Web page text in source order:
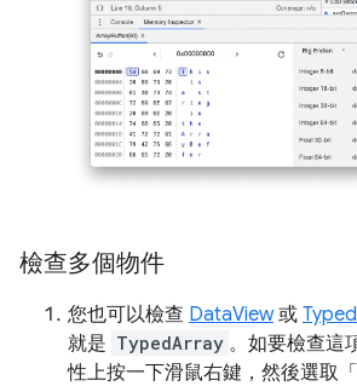
檢查多個物件
您也可以檢查 DataView或
就是 TypedArray 。如要檢查這
性上按一下滑鼠右鍵，然後選取